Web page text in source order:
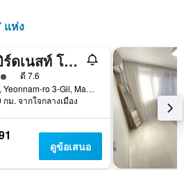
แห่ง
เบิร์ดเนสท์ โฮสเทล ฮงแด
2 ดาว
ดี 7.6
18, Yeonnam-ro 3-Gil, Mapo-gu, โซล, เกาหลีใต้
กม. จากใจกลางเมือง
ดูข้อเสนอ